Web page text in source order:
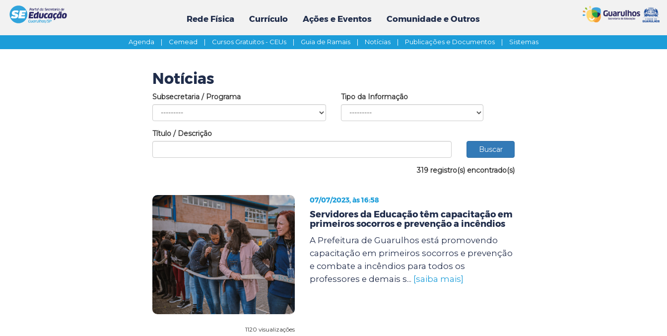
Rede Física Currículo Ações e Eventos Comunidade e Outros
Agenda | Cemead | Cursos Gratuitos - CEUs | Guia de Ramais | Notícias | Publicações e Documentos | Sistemas
Notícias
Subsecretaria / Programa Tipo da Informação
Título / Descrição
319 registro(s) encontrado(s)
1120 visualizações
07/07/2023, às 16:58
Servidores da Educação têm capacitação em
primeiros socorros e prevenção a incêndios
A Prefeitura de Guarulhos está promovendo
capacitação em primeiros socorros e prevenção
e combate a incêndios para todos os
professores e demais s... [saiba mais]